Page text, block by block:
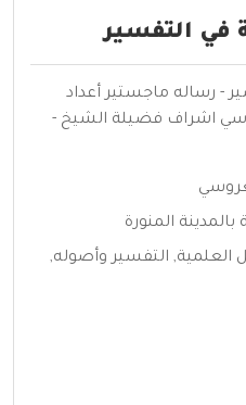
في التفسير
- رساله ماجستير أعداد
اشراف فضيلة الشيخ -
المنورة
العلمية, التفسير وأصوله,